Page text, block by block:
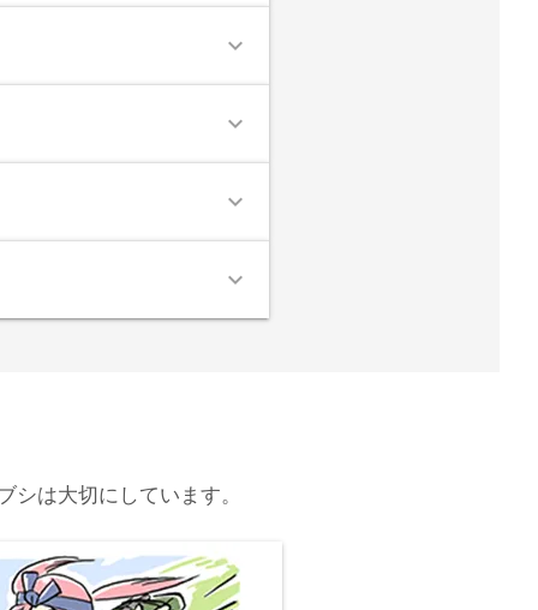
expand_more
expand_more
expand_more
expand_more
は大切にしています。